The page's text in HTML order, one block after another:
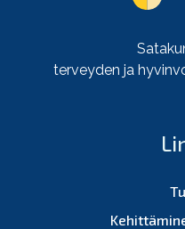
terveyden ja